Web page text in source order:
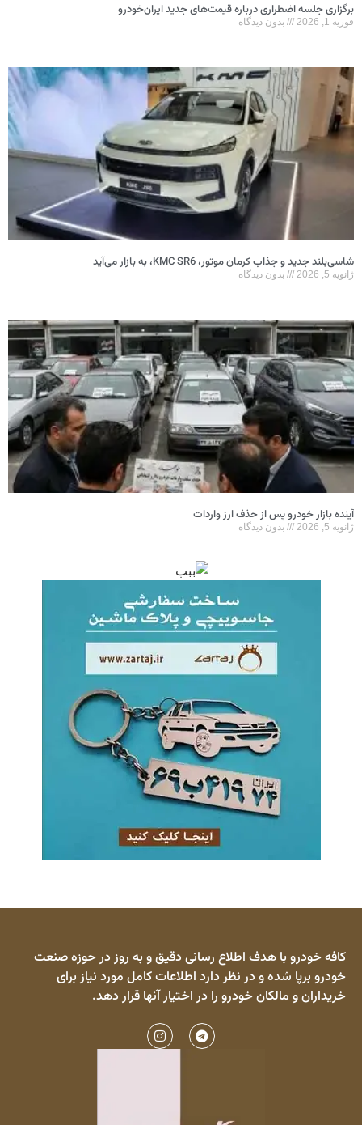
برگزاری جلسه اضطراری درباره قیمت‌های جدید ایران‌خودرو
فوریه 1, 2026 بدون دیدگاه
شاسی‌بلند جدید و جذاب کرمان موتور، KMC SR6، به بازار می‌آید
ژانویه 5, 2026 بدون دیدگاه
آینده بازار خودرو پس از حذف ارز واردات
ژانویه 5, 2026 بدون دیدگاه
کافه خودرو با هدف اطلاع رسانی دقیق و به روز در حوزه صنعت
خودرو برپا شده و در نظر دارد اطلاعات کامل مورد نیاز برای
خریداران و مالکان خودرو را در اختیار آنها قرار دهد.